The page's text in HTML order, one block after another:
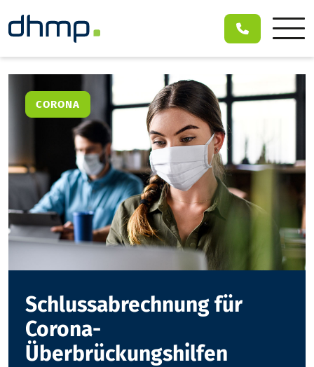
CORONA
Schlussabrechnung für
Corona-
Überbrückungshilfen